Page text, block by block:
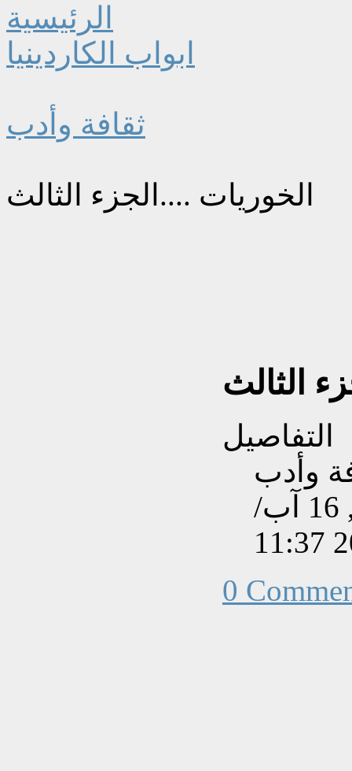
الرئيسية
ابواب الكاردينيا
ثقافة وأدب
الخوريات ....الجزء الثالث
الثالث
التفاصيل
وأدب
تم إنشاءه بتاريخ الأحد, 16 آب/
0